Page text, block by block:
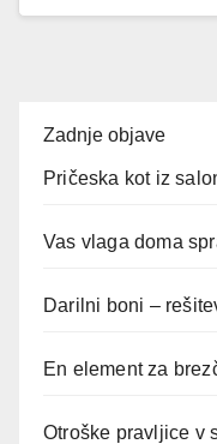
Zadnje objave
Pričeska kot iz
Vas vlaga doma
Darilni boni –
En element za
Otroške pravljice v